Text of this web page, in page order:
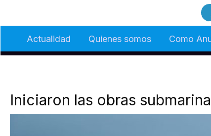
al
contenidoActualidad Quienes somos Como
Iniciaron las obras